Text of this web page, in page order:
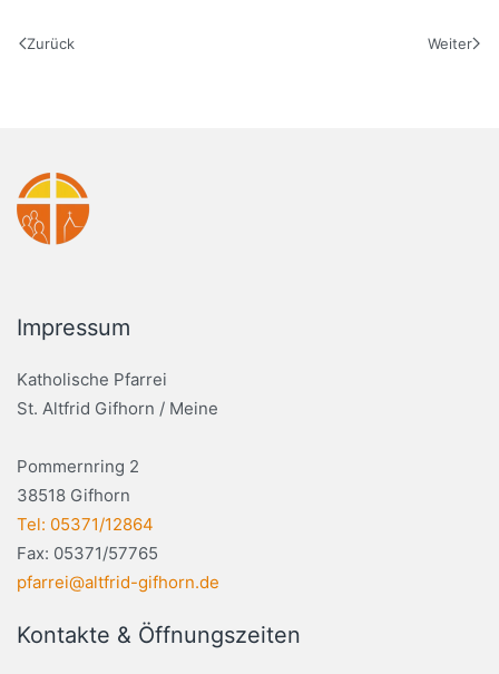
Zurück Weiter
Impressum
Katholische Pfarrei
St. Altfrid Gifhorn / Meine
Pommernring 2
38518 Gifhorn
Tel: 05371/12864
Fax: 05371/57765
pfarrei@altfrid-gifhorn.de
Kontakte & Öffnungszeiten